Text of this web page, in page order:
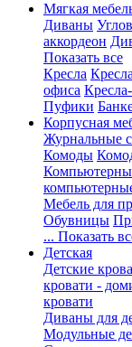
Мягкая
Диваны
аккордеон
Показать все
Кресла
офиса
Пуфики
Корпусная
Журнальные
Комоды
Мебель для
Обувницы
... Показать
Детская
Детские
кровати -
кровати
Диваны для
Модульные